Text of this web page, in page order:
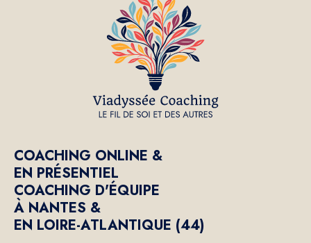
COACHING ONLINE &
EN PRÉSENTIEL
COACHING D'ÉQUIPE
À NANTES &
EN LOIRE-ATLANTIQUE (44)